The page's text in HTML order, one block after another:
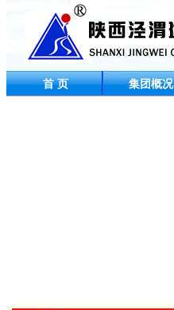
首 页 集团概况